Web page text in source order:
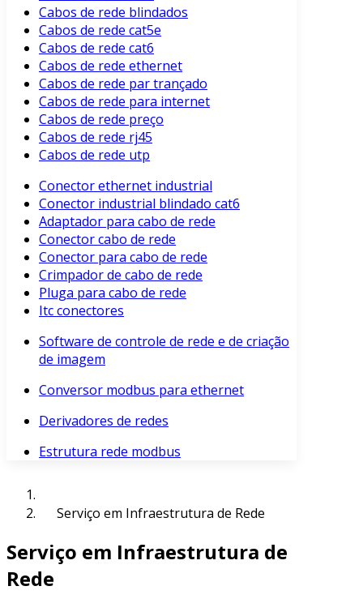
Cabos de rede blindados
Cabos de rede cat5e
Cabos de rede cat6
Cabos de rede ethernet
Cabos de rede par trançado
Cabos de rede para internet
Cabos de rede preço
Cabos de rede rj45
Cabos de rede utp
Conector ethernet industrial
Conector industrial blindado cat6
Adaptador para cabo de rede
Conector cabo de rede
Conector para cabo de rede
Crimpador de cabo de rede
Pluga para cabo de rede
Itc conectores
Software de controle de rede e de criação
de imagem
Conversor modbus para ethernet
Derivadores de redes
Estrutura rede modbus
Serviço em Infraestrutura de Rede
Serviço em Infraestrutura de
Rede